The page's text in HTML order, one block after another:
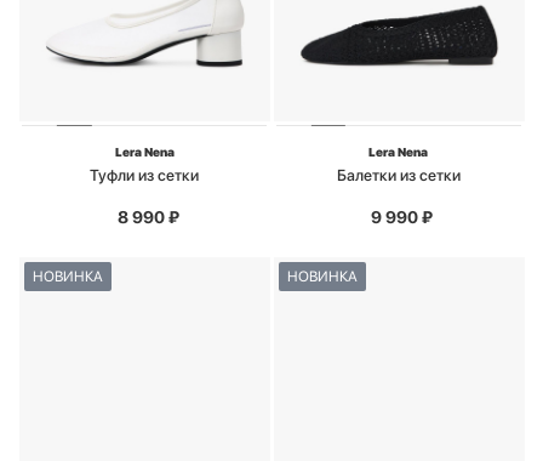
Lera Nena
Туфли из сетки
8 990₽
Lera Nena
Балетки из сетки
9 990₽
НОВИНКА НОВИНКА